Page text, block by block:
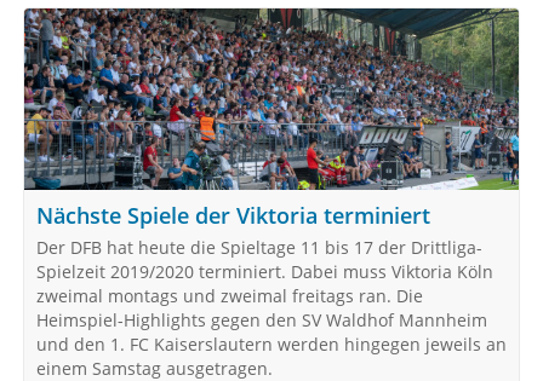
Nächste Spiele der Viktoria terminiert
Der DFB hat heute die Spieltage 11 bis 17 der Drittliga-
Spielzeit 2019/2020 terminiert. Dabei muss Viktoria Köln
zweimal montags und zweimal freitags ran. Die
Heimspiel-Highlights gegen den SV Waldhof Mannheim
und den 1. FC Kaiserslautern werden hingegen jeweils an
einem Samstag ausgetragen.